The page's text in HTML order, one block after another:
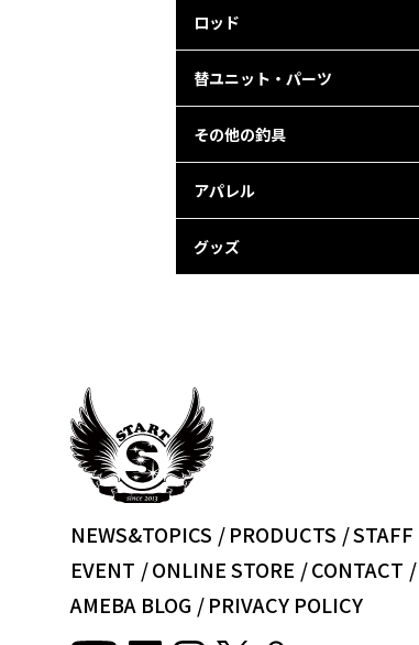
ロッド
替ユニット・パーツ
その他の釣具
アパレル
グッズ
NEWS&TOPICS PRODUCTS STAFF
EVENT
ONLINE STORE CONTACT
AMEBA BLOG
PRIVACY POLICY